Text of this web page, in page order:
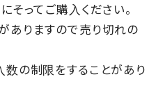
そってご購入ください。
ありますので売り切れの
数の制限をすることがあり